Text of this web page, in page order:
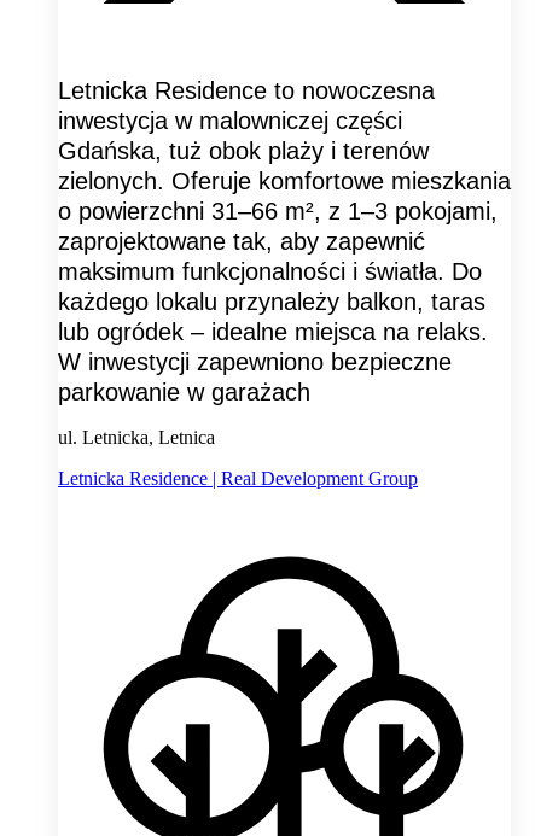
Letnicka Residence to nowoczesna
inwestycja w malowniczej części
Gdańska, tuż obok plaży i terenów
zielonych. Oferuje komfortowe mieszkania
o powierzchni 31–66 m², z 1–3 pokojami,
zaprojektowane tak, aby zapewnić
maksimum funkcjonalności i światła. Do
każdego lokalu przynależy balkon, taras
lub ogródek – idealne miejsca na relaks.
W inwestycji zapewniono bezpieczne
parkowanie w garażach
ul. Letnicka, Letnica
Letnicka Residence | Real Development Group